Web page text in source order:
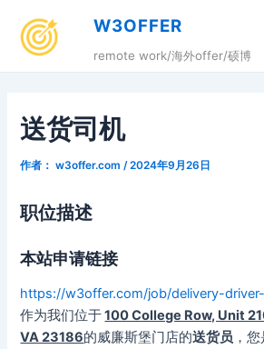
W3OFFER
remote work/海外offer/硕博
送货司机
作者： w3offer.com /2024年9月26日
职位描述
本站申请链接
https://w3offer.com/job/delivery-
作为我们位于100 College Row, Unit
VA 23186的威廉斯堡门店的送货员 ，